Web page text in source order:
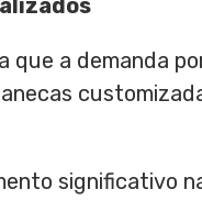
que a demanda
significativo